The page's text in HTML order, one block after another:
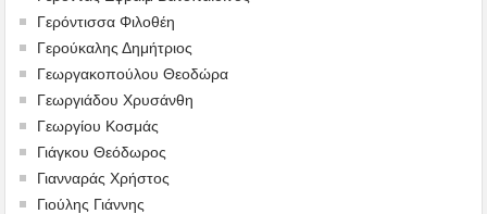
Γερόντισσα Φιλοθέη
Γερούκαλης Δημήτριος
Γεωργακοπούλου Θεοδώρα
Γεωργιάδου Χρυσάνθη
Γεωργίου Κοσμάς
Γιάγκου Θεόδωρος
Γιανναράς Χρήστος
Γιούλης Γιάννης